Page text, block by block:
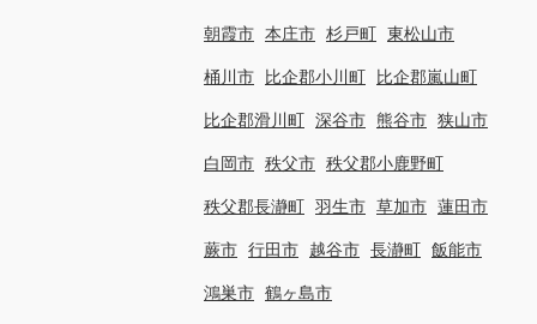
朝霞市 本庄市 杉戸町 東松山市
桶川市 比企郡小川町 比企郡嵐山町
比企郡滑川町 深谷市 熊谷市 狭山市
白岡市 秩父市 秩父郡小鹿野町
秩父郡長瀞町 羽生市 草加市 蓮田市
蕨市 行田市 越谷市 長瀞町 飯能市
鴻巣市 鶴ヶ島市